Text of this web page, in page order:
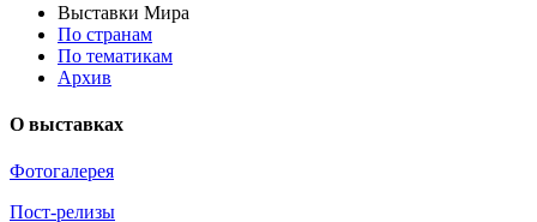
Выставки Мира
По странам
По тематикам
Архив
О выставках
Фотогалерея
Пост-релизы